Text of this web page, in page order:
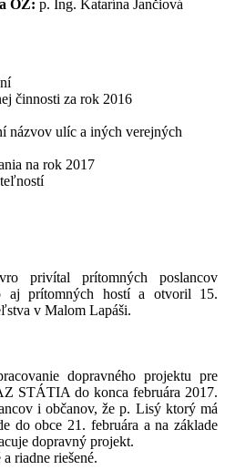
OZ: p. Ing. Katarína Jančiová
činnosti za rok 2016
názvov ulíc a iných verejných
na rok 2017
privítal prítomných poslancov
aj prítomných hostí a otvoril 15.
v Malom Lapáši.
dopravného projektu pre
STÁTIA do konca februára 2017.
i občanov, že p. Lisý ktorý má
do obce 21. februára a na základe
dopravný projekt.
riadne riešené.